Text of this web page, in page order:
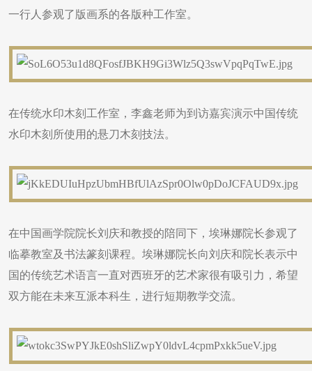
一行人参观了版画系的各版种工作室。
在传统水印木刻工作室，李鑫老师为到访嘉宾演示中国传统
水印木刻所使用的悬刀木刻技法。
在中国画学院院长刘庆和教授的陪同下，埃琳娜院长参观了
临摹教室及书法篆刻课程。埃琳娜院长向刘庆和院长表示中
国的传统艺术语言一直对西班牙的艺术家很有吸引力，希望
双方能在未来互派本科生，进行短期教学交流。